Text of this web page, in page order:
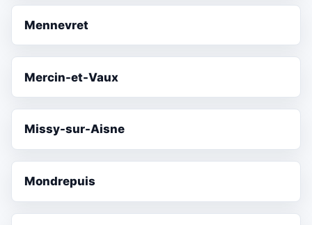
Mennevret
Mercin-et-Vaux
Missy-sur-Aisne
Mondrepuis